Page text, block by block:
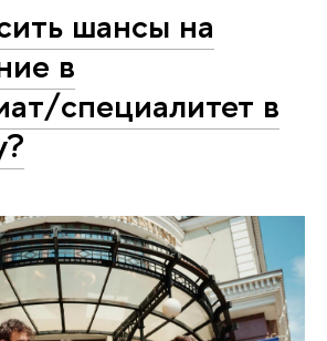
шансы на
в
специалитет в